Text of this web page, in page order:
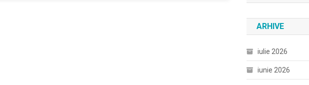
ARHIVE
iulie 2026
iunie 2026